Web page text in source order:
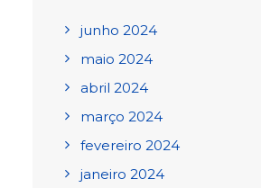
junho 2024
maio 2024
abril 2024
março 2024
fevereiro 2024
janeiro 2024